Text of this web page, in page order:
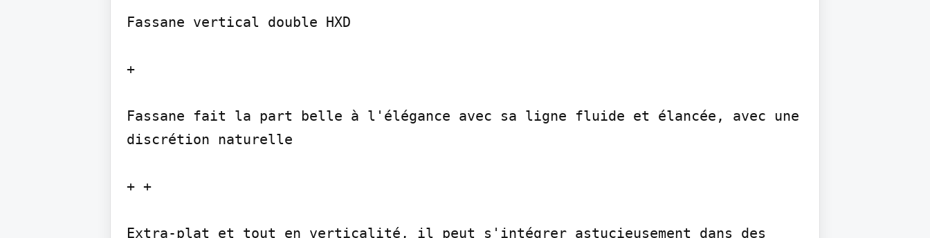
Fassane vertical double HXD
+
Fassane fait la part belle à l'élégance avec sa ligne fluide et élancée, avec une
discrétion naturelle
+ +
Extra-plat et tout en verticalité, il peut s'intégrer astucieusement dans des